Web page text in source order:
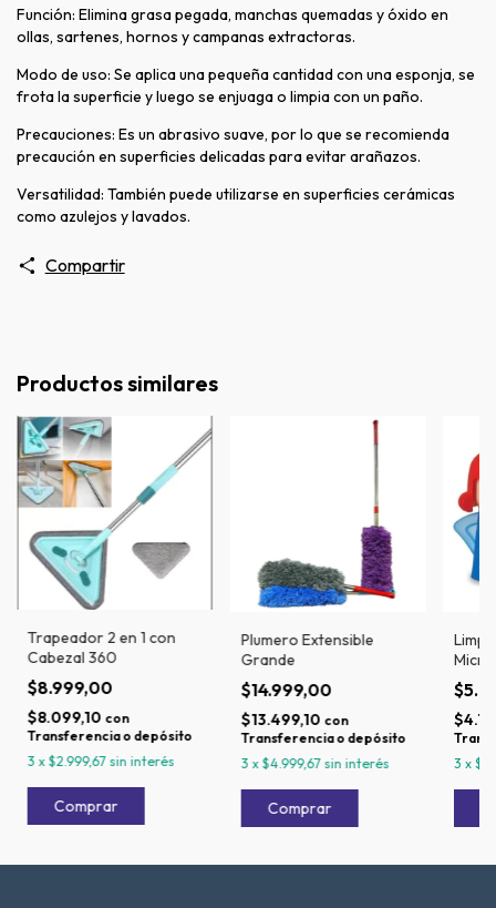
Función: Elimina grasa pegada, manchas quemadas y óxido en
ollas, sartenes, hornos y campanas extractoras.
Modo de uso: Se aplica una pequeña cantidad con una esponja, se
frota la superficie y luego se enjuaga o limpia con un paño.
Precauciones: Es un abrasivo suave, por lo que se recomienda
precaución en superficies delicadas para evitar arañazos.
Versatilidad: También puede utilizarse en superficies cerámicas
como azulejos y lavados.
Compartir
Productos similares
Trapeador 2 en 1 con
Cabezal 360
$8.999,00
$8.099,10 con
Transferencia o depósito
3 x$2.999,67 sin interés
Plumero Extensible
Grande
$14.999,00
$13.499,10 con
Transferencia o depósito
3 x$4.999,67 sin interés
3 x